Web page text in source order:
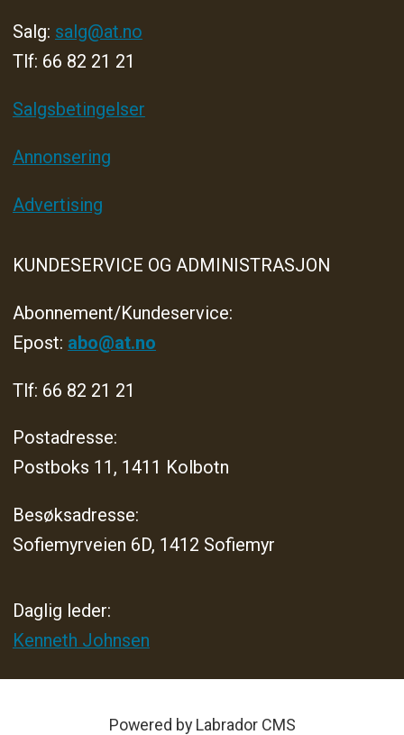
Salg: salg@at.no
Tlf: 66 82 21 21
Salgsbetingelser
Annonsering
Advertising
KUNDESERVICE OG ADMINISTRASJON
Abonnement/Kundeservice:
Epost: abo@at.no
Tlf: 66 82 21 21
Postadresse:
Postboks 11, 1411 Kolbotn
Besøksadresse:
Sofiemyrveien 6D, 1412 Sofiemyr
Daglig leder:
Kenneth Johnsen
Powered by Labrador CMS